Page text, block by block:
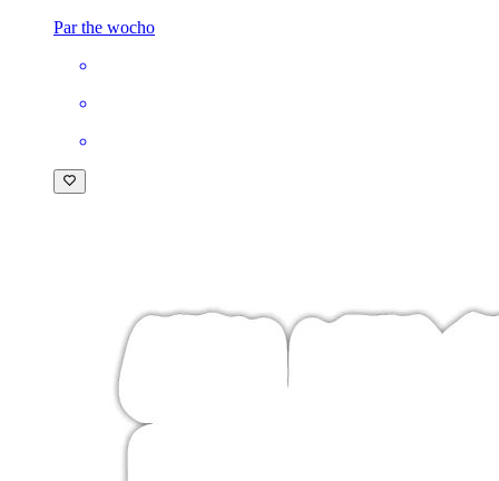
Par the wocho